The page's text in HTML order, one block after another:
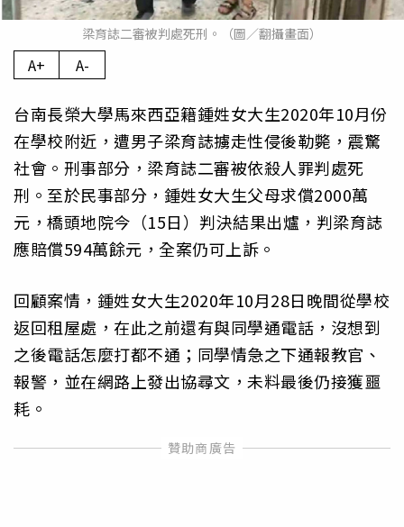
梁育誌二審被判處死刑。（圖／翻攝畫面）
A+ A-
台南長榮大學馬來西亞籍鍾姓女大生2020年10月份
在學校附近，遭男子梁育誌擄走性侵後勒斃，震驚
社會。刑事部分，梁育誌二審被依殺人罪判處死
刑。至於民事部分，鍾姓女大生父母求償2000萬
元，橋頭地院今（15日）判決結果出爐，判梁育誌
應賠償594萬餘元，全案仍可上訴。
回顧案情，鍾姓女大生2020年10月28日晚間從學校
返回租屋處，在此之前還有與同學通電話，沒想到
之後電話怎麼打都不通；同學情急之下通報教官、
報警，並在網路上發出協尋文，未料最後仍接獲噩
耗。